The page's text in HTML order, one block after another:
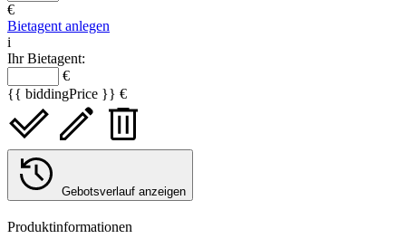
€
Bietagent anlegen
i
Ihr Bietagent:
€
{{ biddingPrice }} €
Gebotsverlauf anzeigen
Produktinformationen